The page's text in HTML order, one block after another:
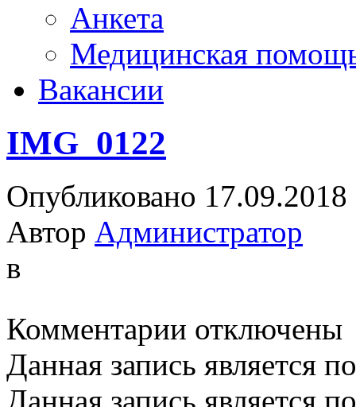
Анкета
Медицинская
Вакансии
IMG_0122
Опубликовано 17.09.2018
Автор Администратор
в
Комментарии записи
отключены
Данная запись является
Данная запись является